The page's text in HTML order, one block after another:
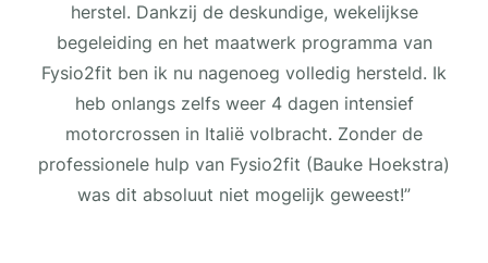
herstel. Dankzij de deskundige, wekelijkse
begeleiding en het maatwerk programma van
Fysio2fit ben ik nu nagenoeg volledig hersteld. Ik
heb onlangs zelfs weer 4 dagen intensief
motorcrossen in Italië volbracht. Zonder de
professionele hulp van Fysio2fit (Bauke Hoekstra)
was dit absoluut niet mogelijk geweest!”